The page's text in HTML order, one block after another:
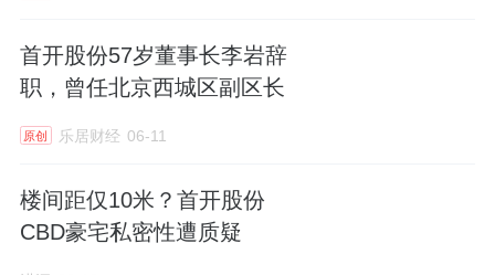
侧面也说明，项目的前期去化可能并没有达到
开发商的预期。
527套房源，目前已签、已备案344套，网签去
化率65%左右。
首开股份57岁董事长李岩辞
职，曾任北京西城区副区长
原创 乐居财经 06-11
楼间距仅10米？首开股份
CBD豪宅私密性遭质疑